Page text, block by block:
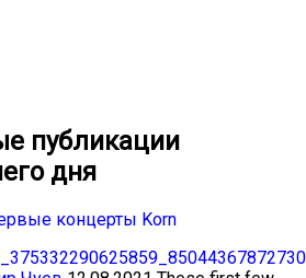
публикации
дня
концерты Korn